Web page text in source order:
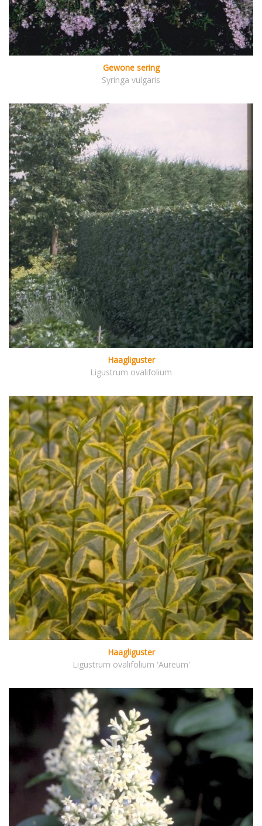
Gewone sering
Syringa vulgaris
Haagliguster
Ligustrum ovalifolium
Haagliguster
Ligustrum ovalifolium 'Aureum'